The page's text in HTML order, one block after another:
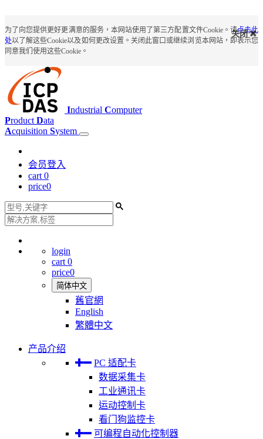
为了向您提供更好更满意的服务，本网站使用了第三方配置文件Cookie。请点击此
处以了解这些Cookie以及如何更改设置。关闭此窗口或继续浏览本网站，即表示您
同意我们使用这些Cookie。
关闭
Industrial Computer
Product Data
Acquisition System
会员登入
cart 0
price0
login
cart 0
price0
简体中文
舊官網
English
繁體中文
产品介绍
PC 适配卡
数据采集卡
工业通讯卡
运动控制卡
看门狗监控卡
可编程自动化控制器